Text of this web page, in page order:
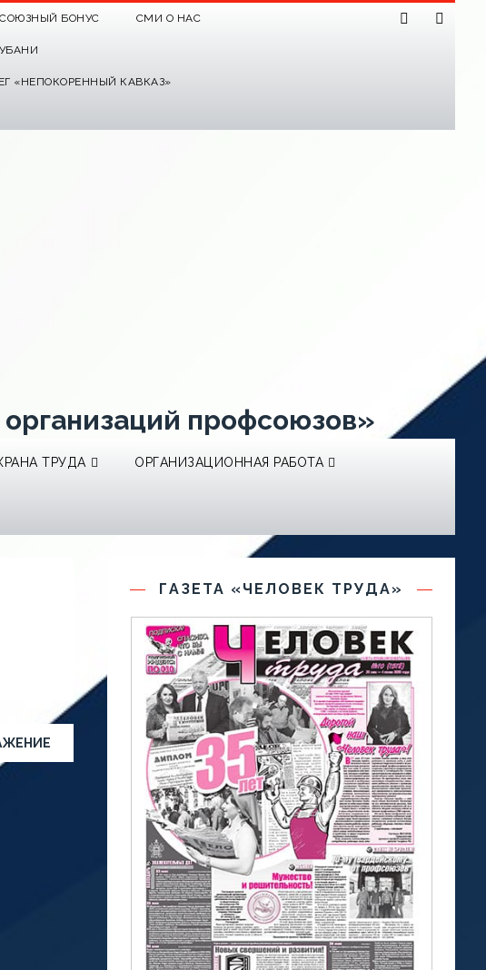
БОНУС СМИ О НАС
«НЕПОКОРЕННЫЙ КАВКАЗ»
профсоюзов»
ТРУДА ОРГАНИЗАЦИОННАЯ РАБОТА
ГАЗЕТА «ЧЕЛОВЕК ТРУДА»